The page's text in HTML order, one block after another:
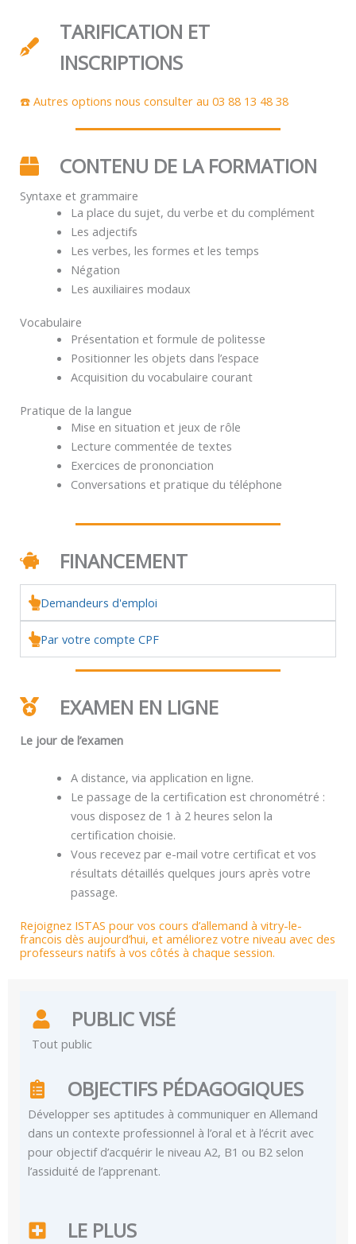
TARIFICATION ET
INSCRIPTIONS
☎️ Autres options nous consulter au 03 88 13 48 38
CONTENU DE LA FORMATION
Syntaxe et grammaire
La place du sujet, du verbe et du complément
Les adjectifs
Les verbes, les formes et les temps
Négation
Les auxiliaires modaux
Vocabulaire
Présentation et formule de politesse
Positionner les objets dans l’espace
Acquisition du vocabulaire courant
Pratique de la langue
Mise en situation et jeux de rôle
Lecture commentée de textes
Exercices de prononciation
Conversations et pratique du téléphone
FINANCEMENT
Demandeurs d'emploi
Par votre compte CPF
EXAMEN EN LIGNE
Le jour de l’examen
A distance, via application en ligne.
Le passage de la certification est chronométré :
vous disposez de 1 à 2 heures selon la
certification choisie.
Vous recevez par e-mail votre certificat et vos
résultats détaillés quelques jours après votre
passage.
Rejoignez ISTAS pour vos cours d’allemand à vitry-le-
francois dès aujourd’hui, et améliorez votre niveau avec des
professeurs natifs à vos côtés à chaque session.
PUBLIC VISÉ
Tout public
OBJECTIFS PÉDAGOGIQUES
Développer ses aptitudes à communiquer en Allemand
dans un contexte professionnel à l’oral et à l’écrit avec
pour objectif d’acquérir le niveau A2, B1 ou B2 selon
l’assiduité de l’apprenant.
LE PLUS